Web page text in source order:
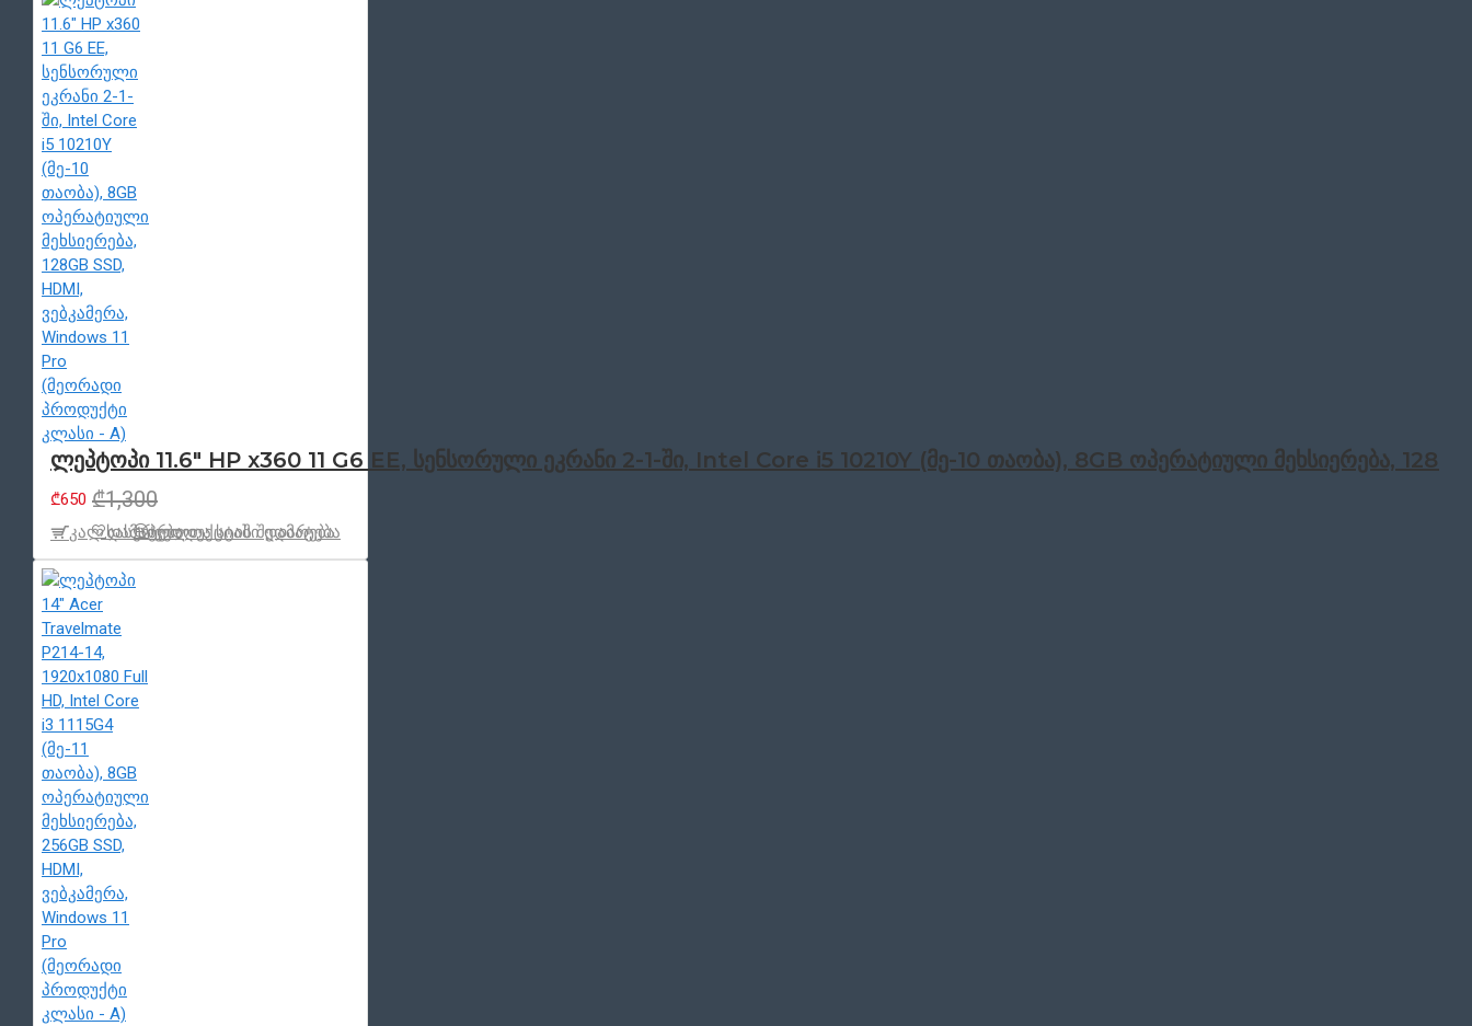
ლეპტოპი 11.6" HP x360 11 G6 EE, სენსორული ეკრანი 2-1-ში, Intel Core i5 10210Y (მე-10 თაობა), 8GB ოპერატიული მეხსიერება,
₾650 ₾1,300
კალ.დამატება
სასურველთა სიაში დამატება
პროდუქცტის შედარება